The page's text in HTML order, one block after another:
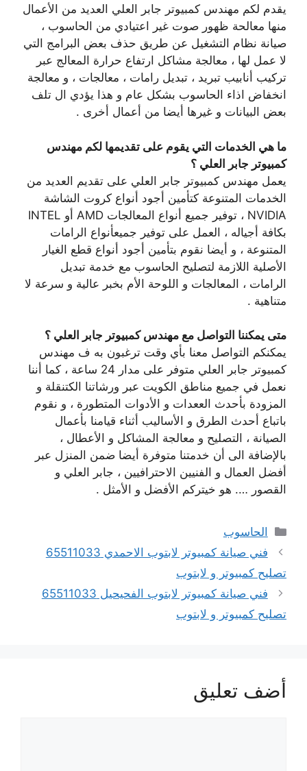
يقدم لكم مهندس كمبيوتر جابر العلي العديد من الأعمال
منها معالحة ظهور صوت غير اعتيادي من الحاسوب ،
صيانة نظام التشغيل عن طريق حذف بعض البرامج التي
لا عمل لها ، معالجة مشاكل ارتفاع حرارة المعالج عبر
تركيب أنابيب تبريد ، تبديل رامات ، معالجات ، و معالجة
انخفاض اذاء الحاسوب بشكل عام و هذا يؤدي ال تلف
بعض البيانات و غيرها أيضا من أعمال أخرى .
ما هي الخدمات التي يقوم على تقديمها لكم مهندس
كمبيوتر جابر العلي ؟
يعمل مهندس كمبيوتر جابر العلي على تقديم العديد من
الخدمات المتنوعة كتأمين أجود أنواع كروت الشاشة
NVIDIA ، توفير جميع أنواع المعالجات AMD أو INTEL
بكافة أجياله ، العمل على توفير جميعأنواع الرامات
المتنوعة ، و أيضا نقوم بتأمين أجود أنواع قطع الغيار
الأصلية اللازمة لتصليح الحاسوب مع خدمة تبديل
الرامات ، المعالجات و اللوحة الأم بخبر عالية و سرعة لا
متناهية .
متى يمكننا التواصل مع مهندس كمبيوتر جابر العلي ؟
يمكنكم التواصل معنا بأي وقت ترغبون به ف مهندس
كمبيوتر جابر العلي متوفر على مدار 24 ساعة ، كما أننا
نعمل في جميع مناطق الكويت عبر ورشاتنا الكتنقلة و
المزودة بأحدث الععدات و الأدوات المتطورة ، و نقوم
باتباع أحدث الطرق و الأساليب أثناء قيامنا بأعمال
الصيانة ، التصليح و معالجة المشاكل و الأعطال ،
بالإضافة الى أن خدمتنا متوفرة أيضا ضمن المنزل عبر
أفضل العمال و الفنيين الاحترافيين ، جابر العلي و
القصور …. هو خيتركم الأفضل و الأمثل .
التصنيفات
الحاسوب
فني صيانة كمبيوتر لابتوب الاحمدي 65511033
تصليح كمبيوتر و لابتوب
فني صيانة كمبيوتر لابتوب الفحيحيل 65511033
تصليح كمبيوتر و لابتوب
أضف تعليق